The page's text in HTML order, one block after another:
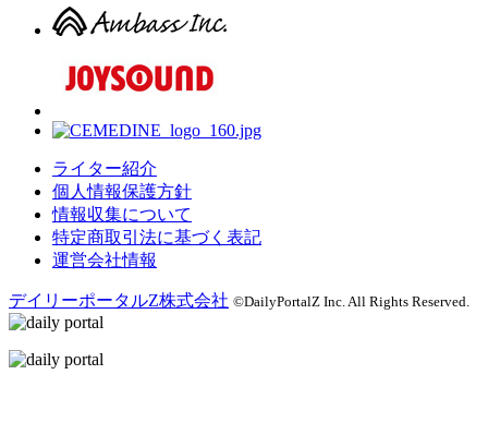
ライター紹介
個人情報保護方針
情報収集について
特定商取引法に基づく表記
運営会社情報
デイリーポータルZ株式会社 ©DailyPortalZ Inc. All Rights Reserved.